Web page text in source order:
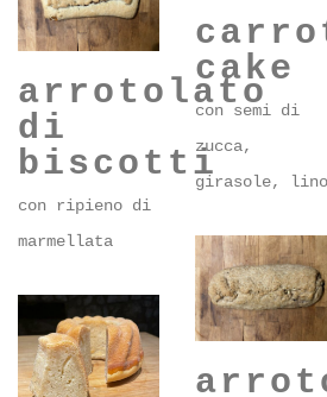
carrot
cake
con semi di
zucca,
arrotolato
di
biscotti
con ripieno di